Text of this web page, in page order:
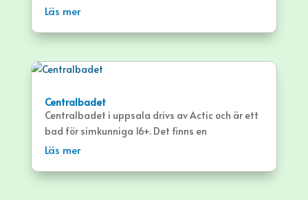
Badet bjuder bland annat på en stor strand i
Läs mer
Centralbadet
Centralbadet i uppsala drivs av Actic och är ett
bad för simkunniga 16+. Det finns en
motionsbassäng och en varmvattenbassäng
Läs mer